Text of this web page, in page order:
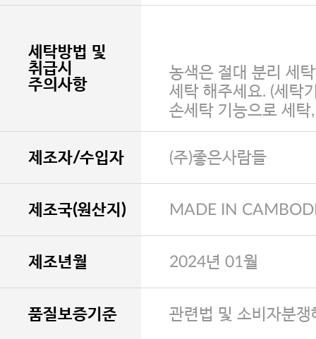
세탁방법 및
취급시
주의사항
농색은 절대 분리 세
세탁 해주세요. (세탁
손세탁 기능으로 세탁
제조자/수입자 (주)좋은사람들
제조국(원산지) MADE IN
제조년월 2024년 01월
품질보증기준 관련법 및 소비자분